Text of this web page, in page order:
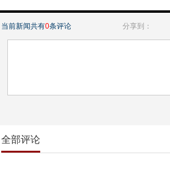
当前新闻共有0条评论 分享到：
全部评论